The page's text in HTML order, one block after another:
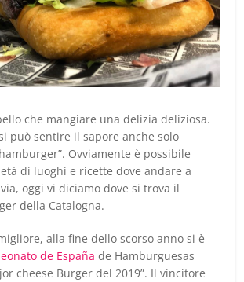
che mangiare una delizia deliziosa.
può sentire il sapore anche solo
Ovviamente è possibile
di luoghi e ricette dove andare a
oggi vi diciamo dove si trova il
della Catalogna.
alla fine dello scorso anno si è
de España de Hamburguesas
cheese Burger del 2019”. Il vincitore